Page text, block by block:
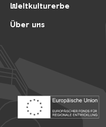
Weltkulturerbe
Über uns